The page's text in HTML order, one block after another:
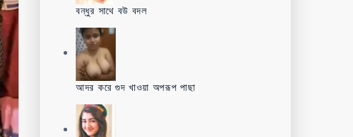
বন্ধুর সাথে বউ বদল
আদর করে গুদ খাওয়া অপরূপ পাছা